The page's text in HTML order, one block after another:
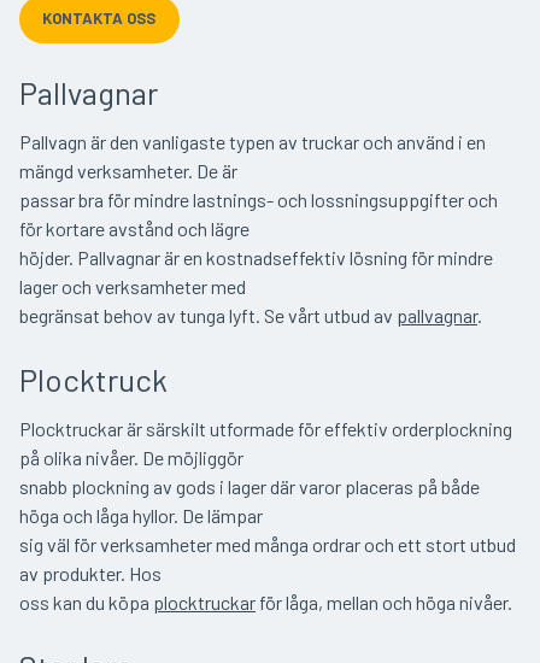
KONTAKTA OSS
Pallvagnar
Pallvagn är den vanligaste typen av truckar och använd i en
mängd verksamheter. De är
passar bra för mindre lastnings- och lossningsuppgifter och
för kortare avstånd och lägre
höjder. Pallvagnar är en kostnadseffektiv lösning för mindre
lager och verksamheter med
begränsat behov av tunga lyft. Se vårt utbud av pallvagnar.
Plocktruck
Plocktruckar är särskilt utformade för effektiv orderplockning
på olika nivåer. De möjliggör
snabb plockning av gods i lager där varor placeras på både
höga och låga hyllor. De lämpar
sig väl för verksamheter med många ordrar och ett stort utbud
av produkter. Hos
oss kan du köpa plocktruckar för låga, mellan och höga nivåer.